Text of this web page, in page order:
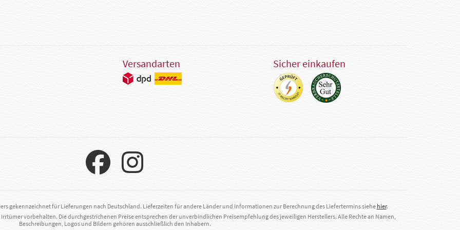
Versandarten Sicher einkaufen
gekennzeichnet für Lieferungen nach Deutschland. Lieferzeiten für andere Länder und Informationen zur Berechnung des Liefertermins siehe hier.
Irrtümer vorbehalten. Die durchgestrichenen Preise entsprechen der unverbindlichen Preisempfehlung des jeweiligen Herstellers. Alle Rechte an Namen,
Beschreibungen, Logos und Bildern gehören ausschließlich den Inhabern.